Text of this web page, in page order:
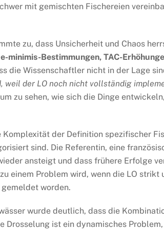
mit gemischten Fischereien
zu, dass Unsicherheit und Chaos
minimis-Bestimmungen, TAC-
die Wissenschaftler nicht in der Lage
weil der LO noch nicht vollständig
zu sehen, wie sich die Dinge
Komplexität der Definition spezifischer
sind. Die Referentin, eine
ansteigt und dass frühere Erfolge
einem Problem wird, wenn die LO
worden.
wurde deutlich, dass die
Drosselung ist ein dynamisches